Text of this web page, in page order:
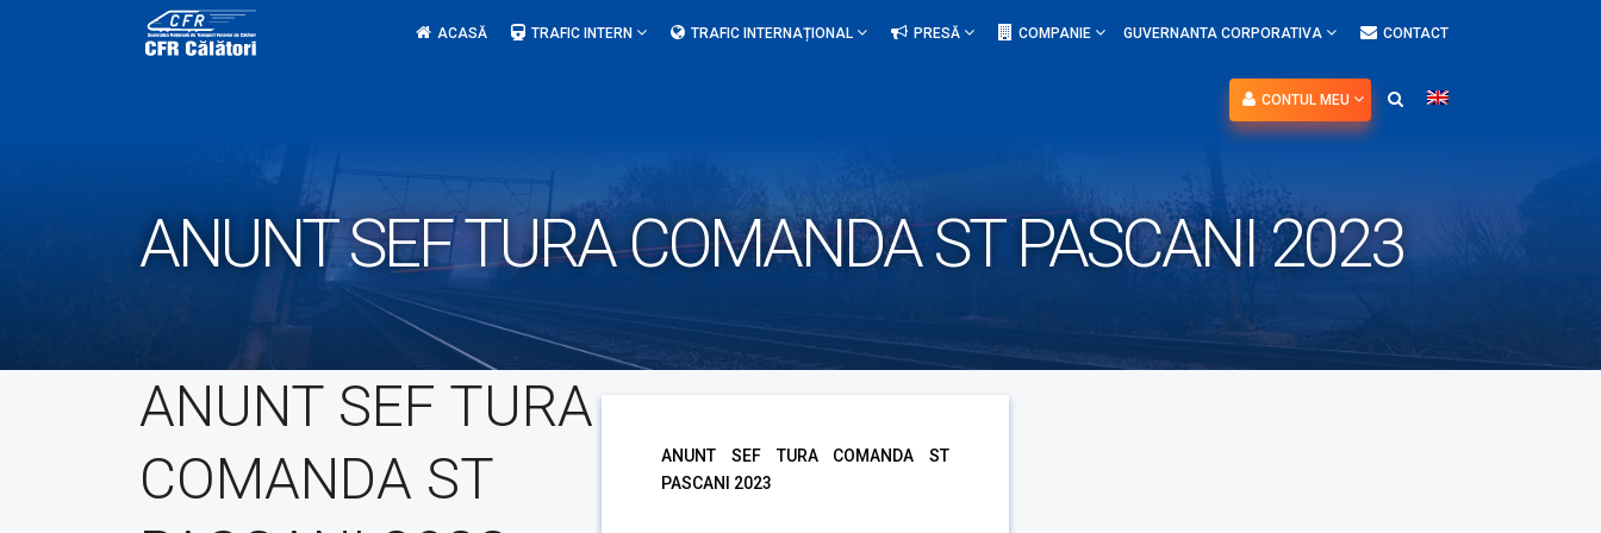
ACASĂ TRAFIC INTERN TRAFIC INTERNAȚIONAL PRESĂ COMPANIE GUVERNANTA CORPORATIVA CONTACT
CONTUL MEU
ANUNT SEF TURA COMANDA ST PASCANI 2023
ANUNT SEF TURA
COMANDA ST
ANUNT SEF TURA COMANDA ST
PASCANI 2023